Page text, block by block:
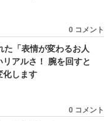
0 コメント
「表情が変わるお人
アルさ！ 腕を回すと
化します
0 コメント